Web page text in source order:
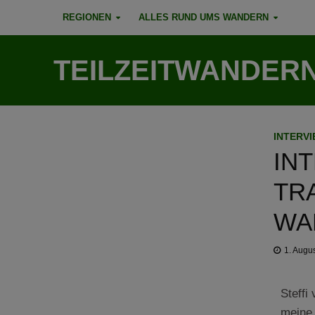
REGIONEN ALLES RUND UMS WANDERN
1.
Steffi